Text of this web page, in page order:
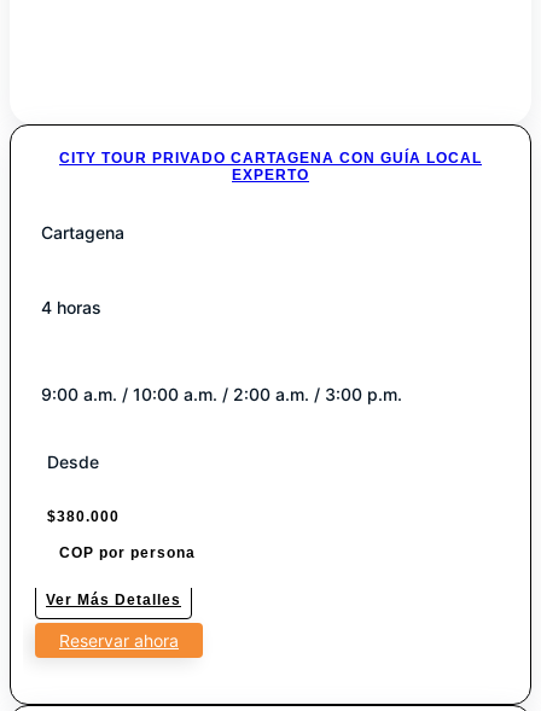
CITY TOUR PRIVADO CARTAGENA CON GUÍA LOCAL
EXPERTO
Cartagena
4 horas
9:00 a.m. / 10:00 a.m. / 2:00 a.m. / 3:00 p.m.
Desde
$380.000
COP por persona
Ver Más Detalles
Reservar ahora